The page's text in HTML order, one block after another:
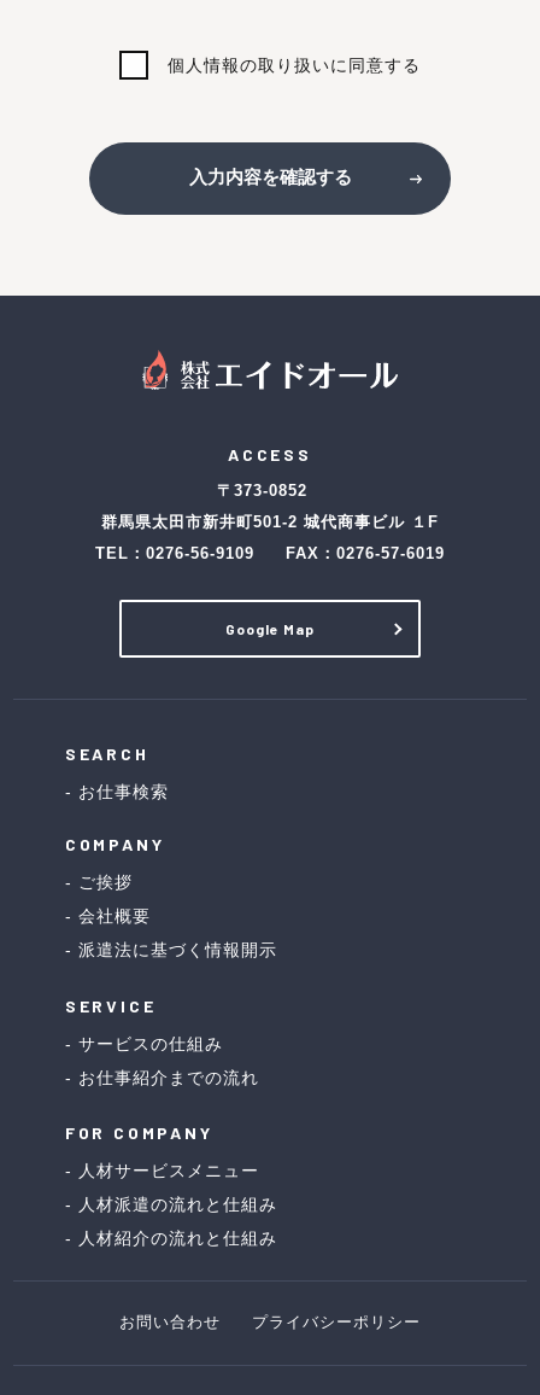
個人情報の取り扱いに同意する
入力内容を確認する
ACCESS
〒373-0852
群馬県太田市新井町501-2 城代商事ビル １F
TEL： 0276-56-9109 FAX：0276-57-6019
Google Map
SEARCH
お仕事検索
COMPANY
ご挨拶
会社概要
派遣法に基づく情報開示
SERVICE
サービスの仕組み
お仕事紹介までの流れ
FOR COMPANY
人材サービスメニュー
人材派遣の流れと仕組み
人材紹介の流れと仕組み
お問い合わせ プライバシーポリシー